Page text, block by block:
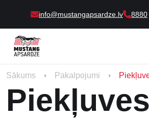
info@mustangapsardze.lv 8880
Sākums Pakalpojumi